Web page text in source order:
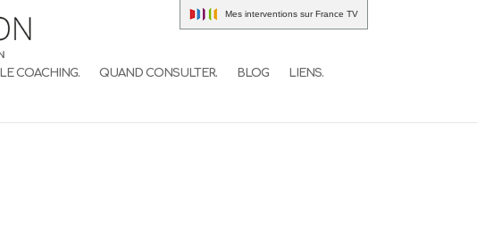
Mes interventions sur France TV
LE COACHING. QUAND CONSULTER. BLOG
LIENS.